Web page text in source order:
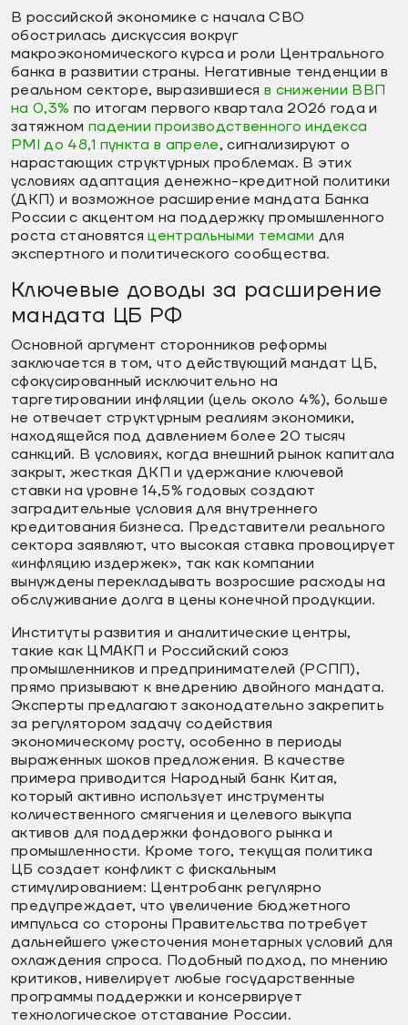
В российской экономике с начала СВО
обострилась дискуссия вокруг
макроэкономического курса и роли Центрального
банка в развитии страны. Негативные тенденции в
реальном секторе, выразившиеся в снижении ВВП
на 0,3% по итогам первого квартала 2026 года и
затяжном падении производственного индекса
PMI до 48,1 пункта в апреле, сигнализируют о
нарастающих структурных проблемах. В этих
условиях адаптация денежно-кредитной политики
(ДКП) и возможное расширение мандата Банка
России с акцентом на поддержку промышленного
роста становятсяцентральными темами для
экспертного и политического сообщества.
Ключевые доводы за расширение
мандата ЦБ РФ
Основной аргумент сторонников реформы
заключается в том, что действующий мандат ЦБ,
сфокусированный исключительно на
таргетировании инфляции (цель около 4%), больше
не отвечает структурным реалиям экономики,
находящейся под давлением более 20 тысяч
санкций. В условиях, когда внешний рынок капитала
закрыт, жесткая ДКП и удержание ключевой
ставки на уровне 14,5% годовых создают
заградительные условия для внутреннего
кредитования бизнеса. Представители реального
сектора заявляют, что высокая ставка провоцирует
«инфляцию издержек», так как компании
вынуждены перекладывать возросшие расходы на
обслуживание долга в цены конечной продукции.
Институты развития и аналитические центры,
такие как ЦМАКП и Российский союз
промышленников и предпринимателей (РСПП),
прямо призывают к внедрению двойного мандата.
Эксперты предлагают законодательно закрепить
за регулятором задачу содействия
экономическому росту, особенно в периоды
выраженных шоков предложения. В качестве
примера приводится Народный банк Китая,
который активно использует инструменты
количественного смягчения и целевого выкупа
активов для поддержки фондового рынка и
промышленности. Кроме того, текущая политика
ЦБ создает конфликт с фискальным
стимулированием: Центробанк регулярно
предупреждает, что увеличение бюджетного
импульса со стороны Правительства потребует
дальнейшего ужесточения монетарных условий для
охлаждения спроса. Подобный подход, по мнению
критиков, нивелирует любые государственные
программы поддержки и консервирует
технологическое отставание России.